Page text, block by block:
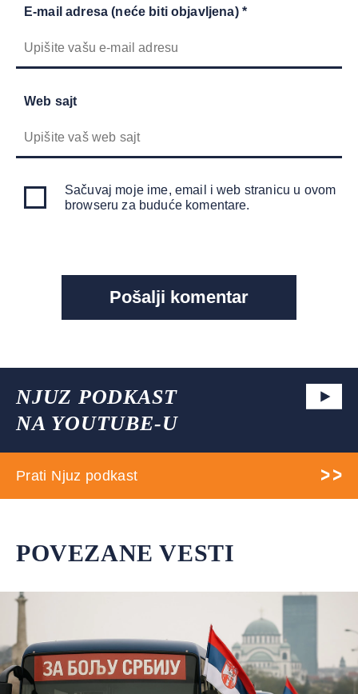
E-mail adresa (neće biti objavljena) *
Web sajt
Sačuvaj moje ime, email i web stranicu u ovom
browseru za buduće komentare.
NJUZ PODKAST
NA YOUTUBE-U
Prati Njuz podkast
POVEZANE VESTI